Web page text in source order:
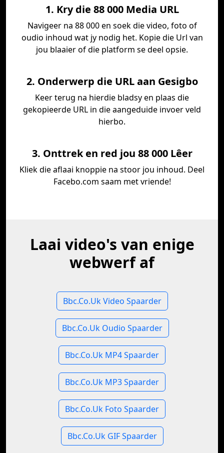
1. Kry die 88 000 Media URL
Navigeer na 88 000 en soek die video, foto of
oudio inhoud wat jy nodig het. Kopie die Url van
jou blaaier of die platform se deel opsie.
2. Onderwerp die URL aan Gesigbo
Keer terug na hierdie bladsy en plaas die
gekopieerde URL in die aangeduide invoer veld
hierbo.
3. Onttrek en red jou 88 000 Lêer
Kliek die aflaai knoppie na stoor jou inhoud. Deel
Facebo.com saam met vriende!
Laai video's van enige
webwerf af
Bbc.Co.Uk Video Spaarder
Bbc.Co.Uk Oudio Spaarder
Bbc.Co.Uk MP4 Spaarder
Bbc.Co.Uk MP3 Spaarder
Bbc.Co.Uk Foto Spaarder
Bbc.Co.Uk GIF Spaarder